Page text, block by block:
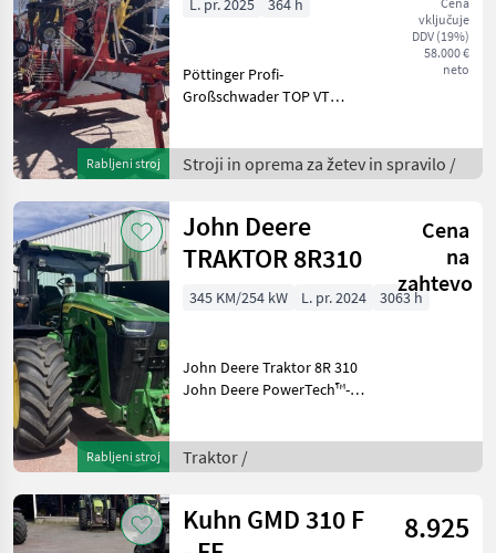
Rabljeni stroj
vključuje
DDV (19%)
58.000 €
neto
L. pr. 2025 364 h
Pöttinger Profi-
Großschwader TOP VT
Kreisel Hydraulische
Entlastung der vorderen
Entlastung der
Stroji in oprema za žetev in spravilo /
Rabljeni stroj
John Deere
TRAKTOR 8R310
Cena
na
zahtevo
345 KM/254 kW L. pr. 2024 3063 h
John Deere Traktor 8R 310
John Deere PowerTech™-
gemäß Tier IV/Stufe V
Stufenloses AutoPowr™-
Linear
Traktor /
Kuhn GMD 310 F
8.925